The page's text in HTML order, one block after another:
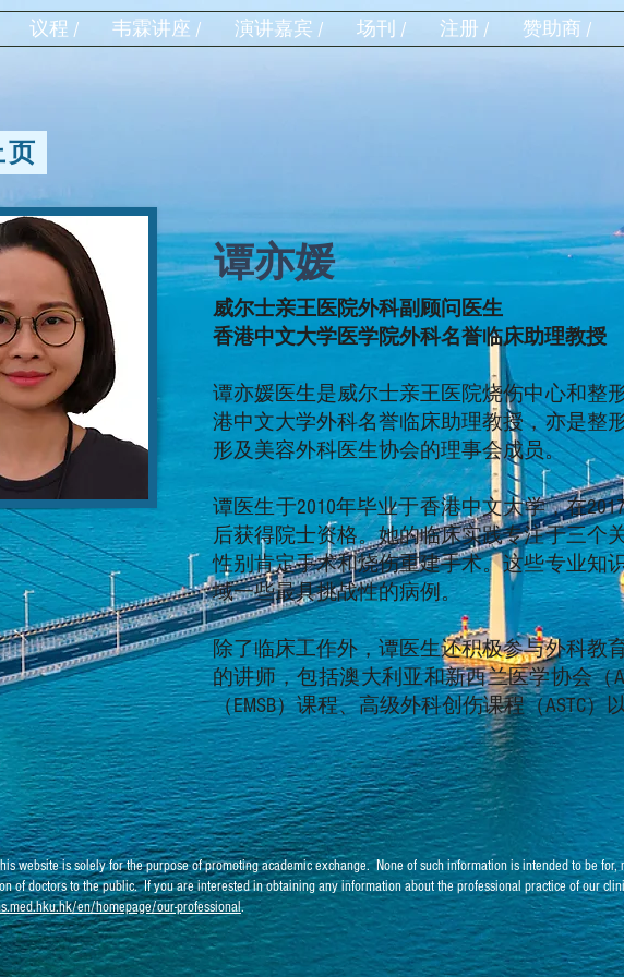
议程 / 韦霖讲座 / 演讲嘉宾 / 场刊 / 注册 / 赞助商 /
页
谭亦媛
威尔士亲王医院外科副顾问医生
香港中文大学医学院外科名誉临床助理教授
谭亦媛医生是威尔士亲王医院烧伤中心和整
港中文大学外科名誉临床助理教授，亦是整
形及美容外科医生协会的理事会成员。
谭医生于2010年毕业于香港中文大学，在
后获得院士资格。她的临床实践专注于三个
性别肯定手术和烧伤重建手术。这些专业知
域一些最具挑战性的病例。
除了临床工作外，谭医生还积极参与外科教
的讲师，包括澳大利亚和新西兰医学协会（
（EMSB）课程、高级外科创伤课程（ASTC
website is solely for the purpose of promoting academic exchange. None of such information is intended to be
of doctors to the public. If you are interested in obtaining any information about the professional practice of our
en/homepage/our-professional.